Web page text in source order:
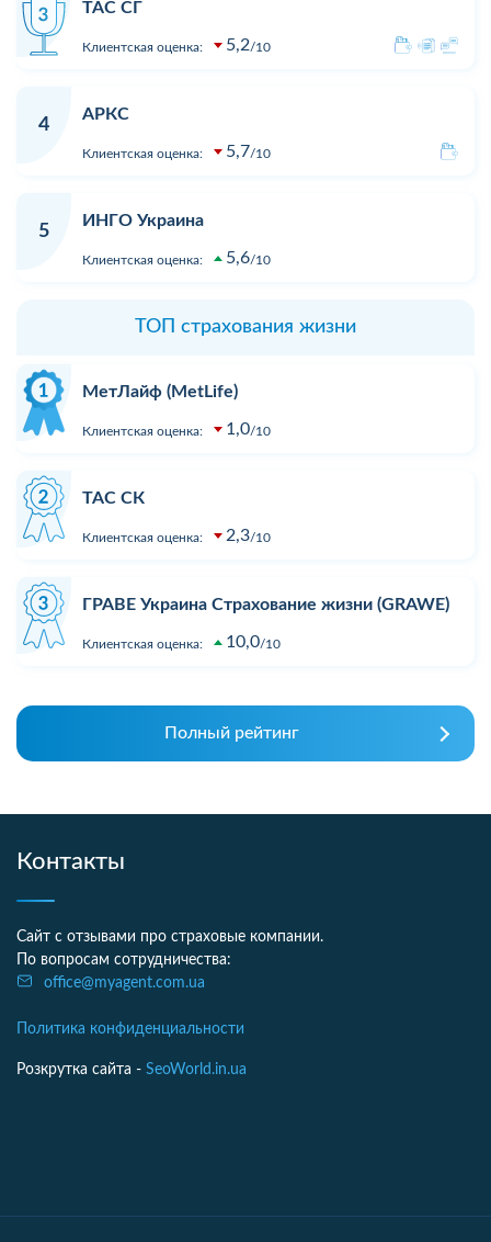
ТАС СГ
Клиентская оценка: 5,2 10
4
АРКС
Клиентская оценка: 5,7 10
5
ИНГО Украина
Клиентская оценка: 5,6 10
ТОП страхования жизни
МетЛайф (MetLife)
Клиентская оценка: 1,0 10
ТАС СК
Клиентская оценка: 2,3 10
ГРАВЕ Украина Страхование жизни (GRAWE)
Клиентская оценка: 10,0 10
Полный рейтинг
Контакты
Сайт с отзывами про страховые компании.
По вопросам сотрудничества:
office@myagent.com.ua
Политика конфиденциальности
Розкрутка сайта - SeoWorld.in.ua